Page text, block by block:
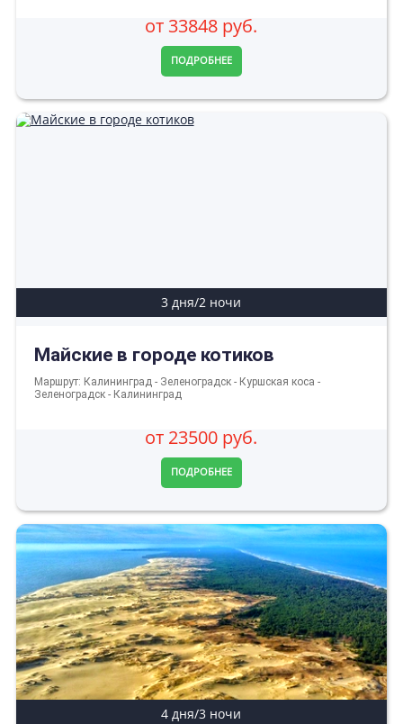
от 33848 руб.
ПОДРОБНЕЕ
3 дня/2 ночи
Майские в городе котиков
Маршрут: Калининград - Зеленоградск - Куршская коса -
Зеленоградск - Калининград
от 23500 руб.
ПОДРОБНЕЕ
4 дня/3 ночи